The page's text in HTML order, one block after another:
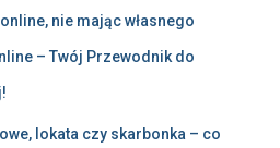
nie mając własnego
– Twój Przewodnik do
lokata czy skarbonka – co